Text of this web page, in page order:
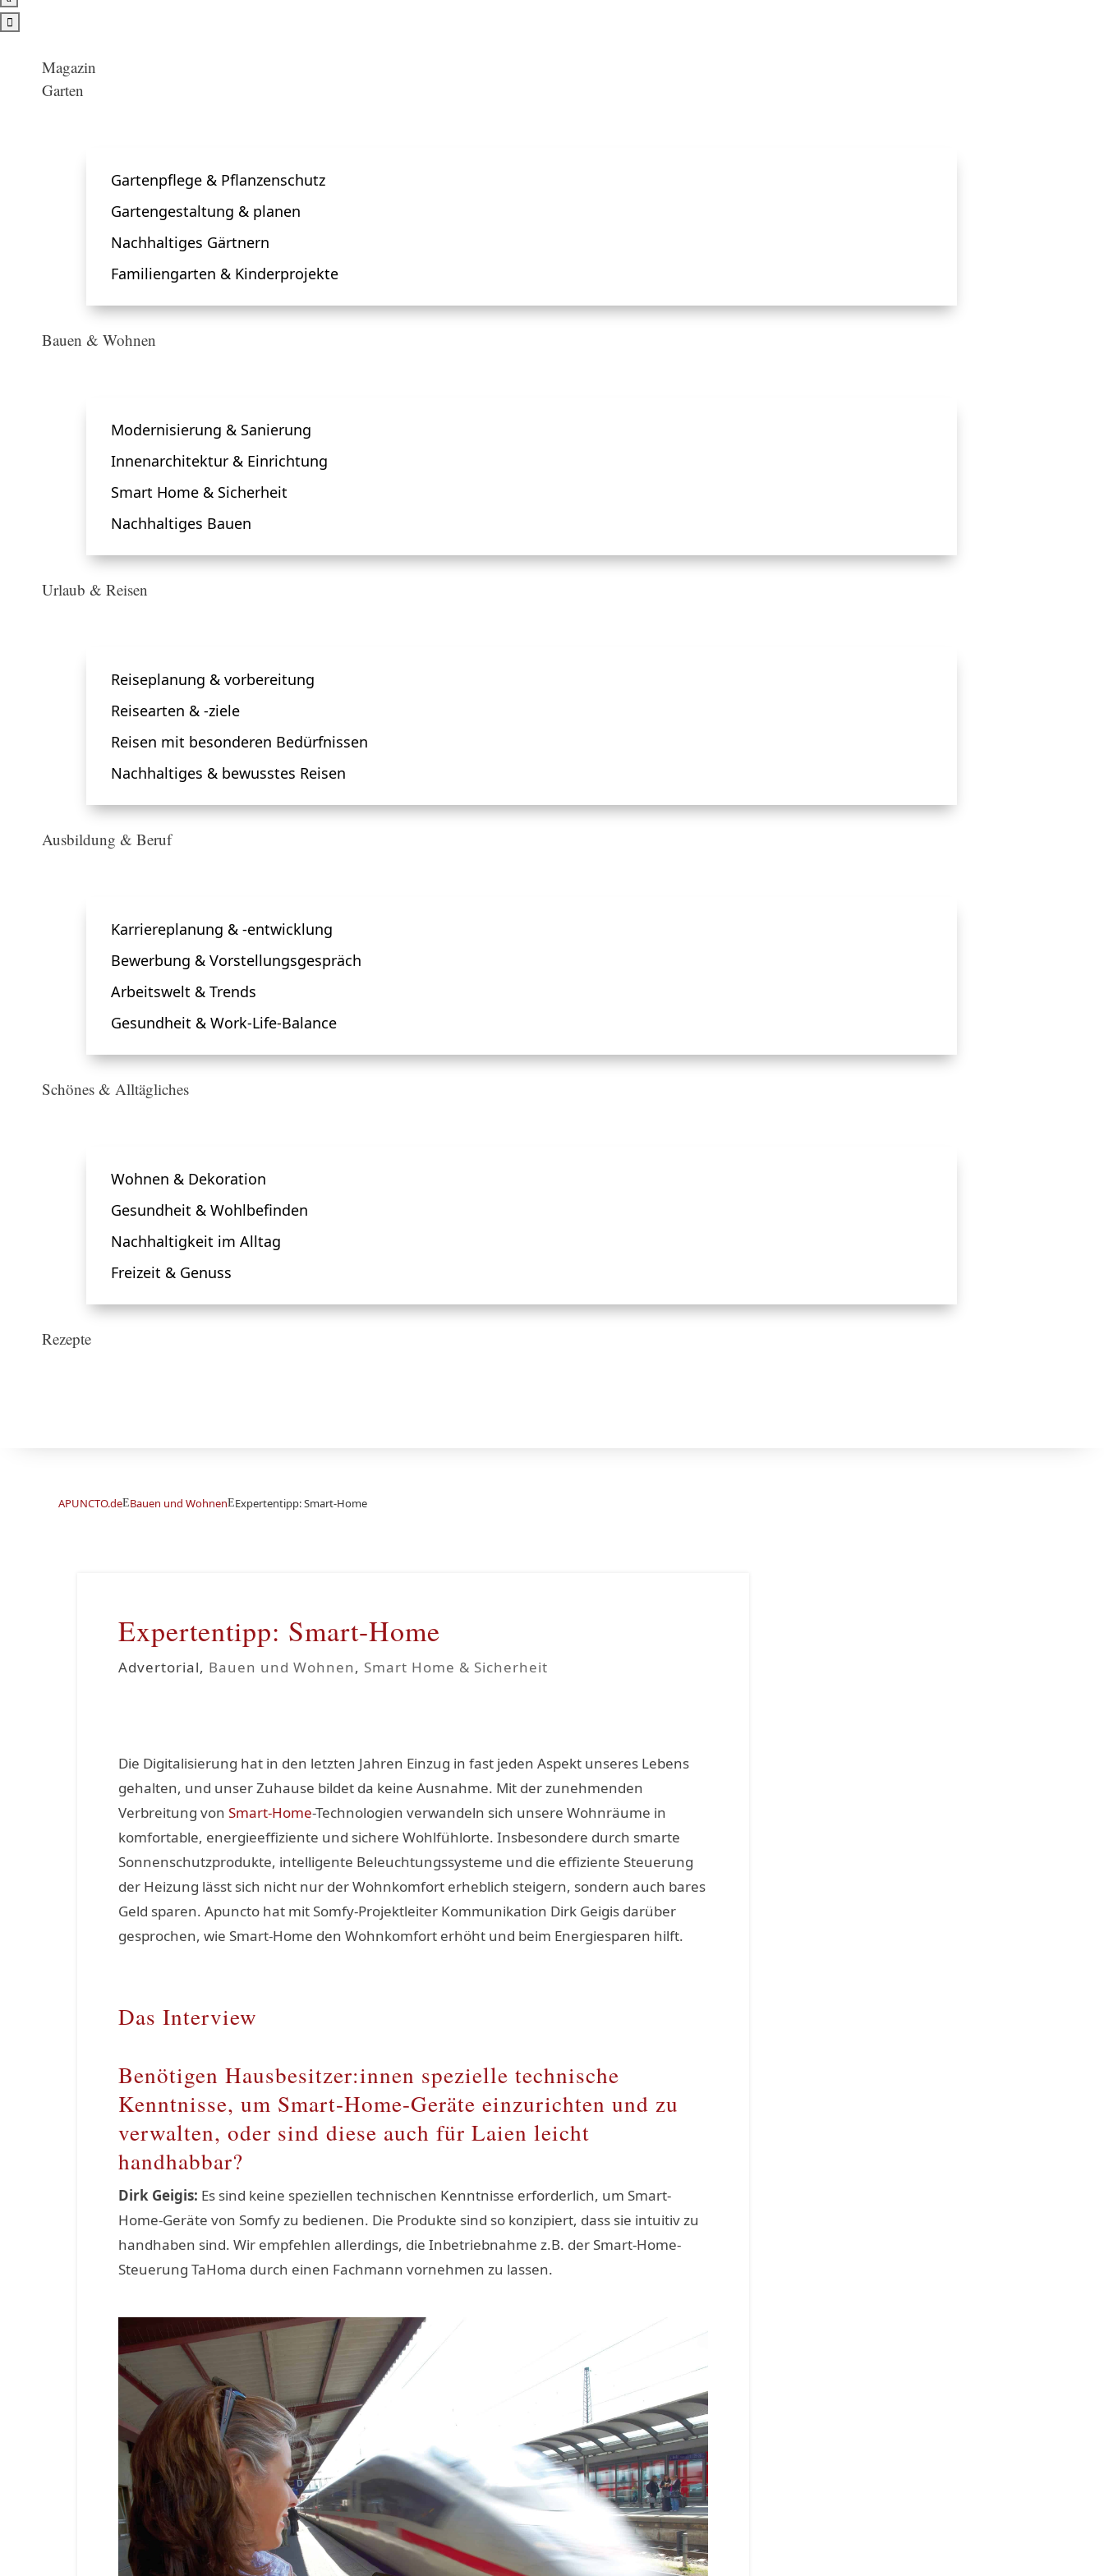

Magazin
Garten
Gartenpflege & Pflanzenschutz
Gartengestaltung & planen
Nachhaltiges Gärtnern
Familiengarten & Kinderprojekte
Bauen & Wohnen
Modernisierung & Sanierung
Innenarchitektur & Einrichtung
Smart Home & Sicherheit
Nachhaltiges Bauen
Urlaub & Reisen
Reiseplanung & vorbereitung
Reisearten & -ziele
Reisen mit besonderen Bedürfnissen
Nachhaltiges & bewusstes Reisen
Ausbildung & Beruf
Karriereplanung & -entwicklung
Bewerbung & Vorstellungsgespräch
Arbeitswelt & Trends
Gesundheit & Work-Life-Balance
Schönes & Alltägliches
Wohnen & Dekoration
Gesundheit & Wohlbefinden
Nachhaltigkeit im Alltag
Freizeit & Genuss
Rezepte
APUNCTO.deEBauen und WohnenEExpertentipp: Smart-Home
Expertentipp: Smart-Home
Advertorial, Bauen und Wohnen, Smart Home & Sicherheit
Die Digitalisierung hat in den letzten Jahren Einzug in fast jeden Aspekt unseres Lebens
gehalten, und unser Zuhause bildet da keine Ausnahme. Mit der zunehmenden
Verbreitung vonSmart-Home-Technologien verwandeln sich unsere Wohnräume in
komfortable, energieeffiziente und sichere Wohlfühlorte. Insbesondere durch smarte
Sonnenschutzprodukte, intelligente Beleuchtungssysteme und die effiziente Steuerung
der Heizung lässt sich nicht nur der Wohnkomfort erheblich steigern, sondern auch bares
Geld sparen. Apuncto hat mit Somfy-Projektleiter Kommunikation Dirk Geigis darüber
gesprochen, wie Smart-Home den Wohnkomfort erhöht und beim Energiesparen hilft.
Das Interview
Benötigen Hausbesitzer:innen spezielle technische
Kenntnisse, um Smart-Home-Geräte einzurichten und zu
verwalten, oder sind diese auch für Laien leicht
handhabbar?
Dirk Geigis: Es sind keine speziellen technischen Kenntnisse erforderlich, um Smart-
Home-Geräte von Somfy zu bedienen. Die Produkte sind so konzipiert, dass sie intuitiv zu
handhaben sind. Wir empfehlen allerdings, die Inbetriebnahme z.B. der Smart-Home-
Steuerung TaHoma durch einen Fachmann vornehmen zu lassen.